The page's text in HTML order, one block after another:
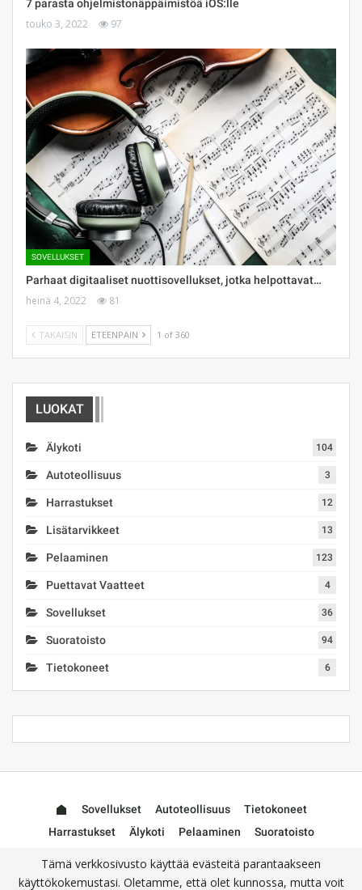
7 parasta ohjelmistonäppäimistöä iOS:lle
touko 3, 2022 97
SOVELLUKSET
Parhaat digitaaliset nuottisovellukset, jotka helpottavat…
heinä 4, 2022 81
TAKAISIN ETEENPÄIN 1 of 360
LUOKAT
Älykoti 104
Autoteollisuus 3
Harrastukset 12
Lisätarvikkeet 13
Pelaaminen 123
Puettavat Vaatteet 4
Sovellukset 36
Suoratoisto 94
Tietokoneet 6
Sovellukset Autoteollisuus
Tietokoneet
Harrastukset
Älykoti Pelaaminen
Suoratoisto
Tämä verkkosivusto käyttää evästeitä parantaakseen
käyttökokemustasi. Oletamme, että olet kunnossa, mutta voit